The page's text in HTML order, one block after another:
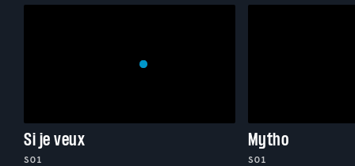
Si je veux
S01
Mytho
S01